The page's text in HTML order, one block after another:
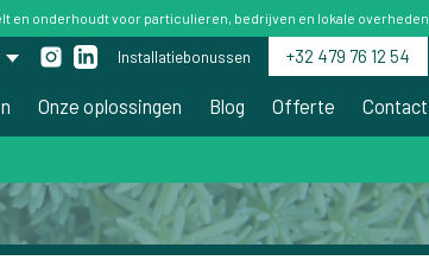
onderhoudt voor particulieren, bedrijven en lokale overheden..
Installatiebonussen +32 479 76 12 54
Onze oplossingen Blog Offerte Contact